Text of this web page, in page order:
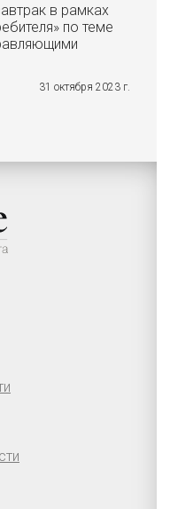
в рамках
по теме
31 октября 2023 г.